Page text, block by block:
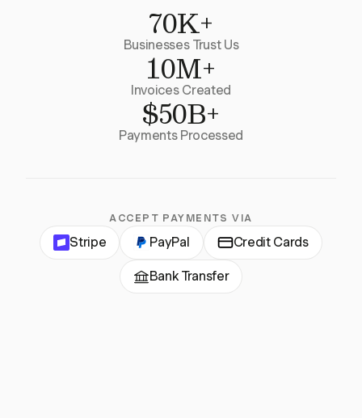
70K+
Businesses Trust Us
10M+
Invoices Created
$50B+
Payments Processed
ACCEPT PAYMENTS VIA
Stripe PayPal Credit Cards
Bank Transfer